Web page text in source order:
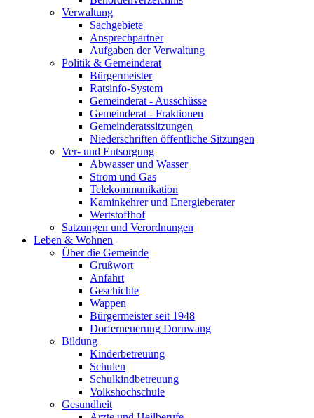
Verwaltung
Sachgebiete
Ansprechpartner
Aufgaben der Verwaltung
Politik & Gemeinderat
Bürgermeister
Ratsinfo-System
Gemeinderat - Ausschüsse
Gemeinderat - Fraktionen
Gemeinderatssitzungen
Niederschriften öffentliche Sitzungen
Ver- und Entsorgung
Abwasser und Wasser
Strom und Gas
Telekommunikation
Kaminkehrer und Energieberater
Wertstoffhof
Satzungen und Verordnungen
Leben & Wohnen
Über die Gemeinde
Grußwort
Anfahrt
Geschichte
Wappen
Bürgermeister seit 1948
Dorferneuerung Dornwang
Bildung
Kinderbetreuung
Schulen
Schulkindbetreuung
Volkshochschule
Gesundheit